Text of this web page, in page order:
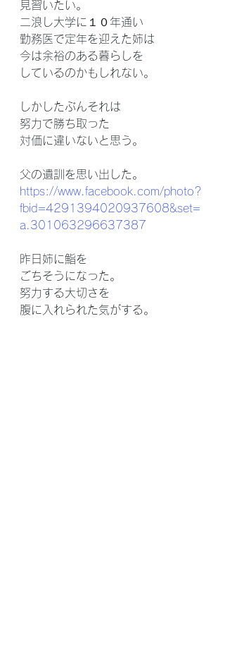
見習いたい。
二浪し大学に１０年通い
勤務医で定年を迎えた姉は
今は余裕のある暮らしを
しているのかもしれない。
しかしたぶんそれは
努力で勝ち取った
対価に違いないと思う。
父の遺訓を思い出した。
https://www.facebook.com/photo?
fbid=4291394020937608&set=
a.301063296637387
昨日姉に鮨を
ごちそうになった。
努力する大切さを
腹に入れられた気がする。